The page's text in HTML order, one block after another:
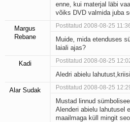
enne, kui materjal läbi
võiks DVD valmida juba
Margus
Rebane
Postitatud 2008-08-25
Muide, mida etenduses
laiali ajas?
Kadi Postitatud 2008-08-25
Aledri abielu
Alar Sudak Postitatud 2008-08-25
Mustad linnud
Alenderi abielu lahutusel
maailmaga küll mingit